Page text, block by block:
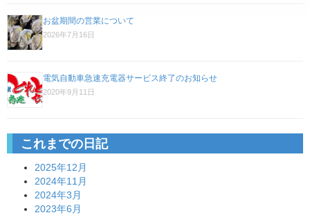
ョ
ン
お盆期間の営業について
2026年7月16日
電気自動車急速充電器サービス終了のお知らせ
2020年9月11日
これまでの日記
2025年12月
2024年11月
2024年3月
2023年6月